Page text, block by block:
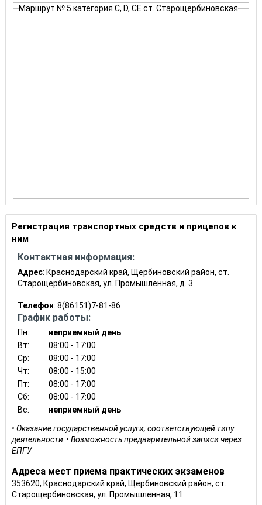
Маршрут № 5 категория С, D, СЕ ст. Старощербиновская
Регистрация транспортных средств и прицепов к
ним
Контактная информация:
Адрес: Краснодарский край, Щербиновский район, ст.
Старощербиновская, ул. Промышленная, д. 3
Телефон: 8(86151)7-81-86
График работы:
Пн:
неприемный день
Вт:
08:00 - 17:00
Ср:
08:00 - 17:00
Чт:
08:00 - 15:00
Пт:
08:00 - 17:00
Сб:
08:00 - 17:00
Вс:
неприемный день
Оказание государственной услуги, соответствующей типу
деятельности
Возможность предварительной записи через
ЕПГУ
Адреса мест приема практических экзаменов
353620, Краснодарский край, Щербиновский район, ст.
Старощербиновская, ул. Промышленная, 11